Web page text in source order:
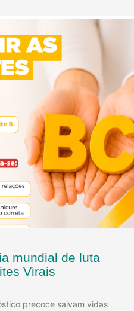
mundial de luta
Virais
precoce salvam vidas